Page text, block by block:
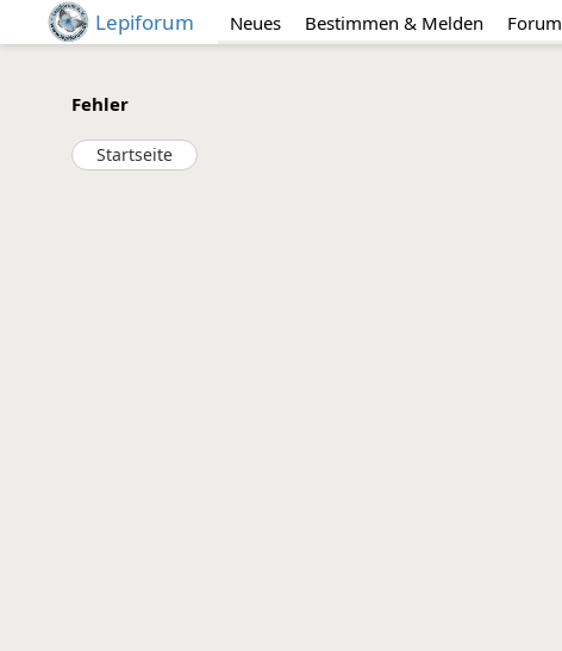
Lepiforum Neues Bestimmen & Melden Forum
Fehler
Startseite